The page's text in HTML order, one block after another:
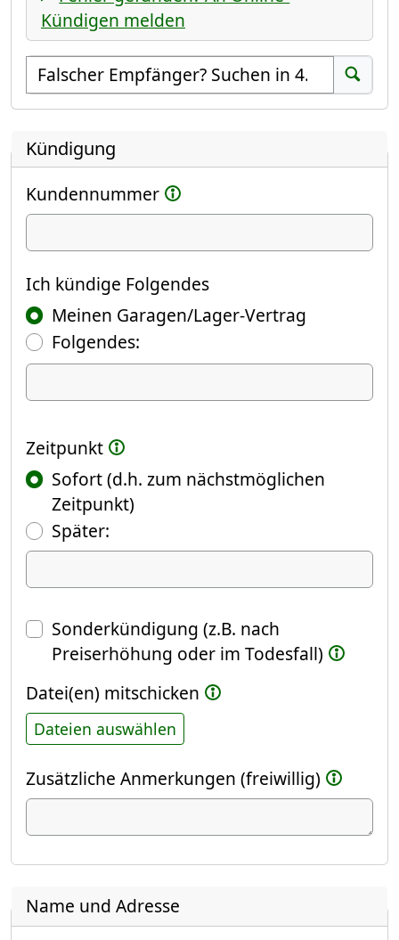
Kündigen melden
Empfänger suchen
Suchen
Kündigung
Kundennummer
Ich kündige
Ich kündige Folgendes
Meinen Garagen/Lager-Vertrag
Folgendes:
Ich kündige Folgendes
Zeitpunkt
Sofort (d.h. zum nächstmöglichen
Zeitpunkt)
Später:(Fokus springt automatisch ins
Datum
Sonderkündigung (z.B. nach
Preiserhöhung oder im Todesfall)
Datei(en) mitschicken
Dateien auswählen
Zusätzliche Anmerkungen (freiwillig)
Name und Adresse